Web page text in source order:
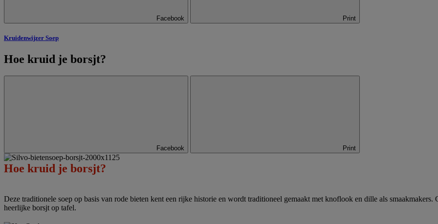
Facebook Print
Kruidenwijzer Soep
Hoe kruid je borsjt?
Facebook Print
Hoe kruid je borsjt?
Deze traditionele soep op basis van rode bieten kent een rijke historie en wordt traditioneel gemaakt met knoflook en dille als
heerlijke borsjt op tafel.